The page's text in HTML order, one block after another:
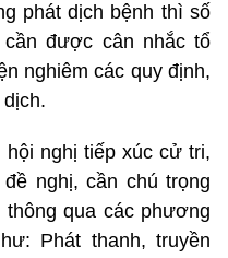
phát dịch bệnh thì số
được cân nhắc tổ
nghiêm các quy định,
nghị tiếp xúc cử tri,
nghị, cần chú trọng
qua các phương
Phát thanh, truyền